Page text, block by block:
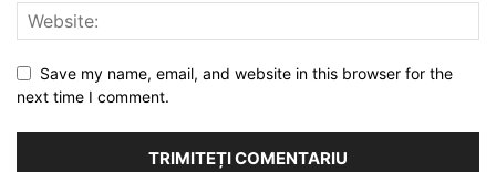
Save my name, email, and website in this browser for the
next time I comment.